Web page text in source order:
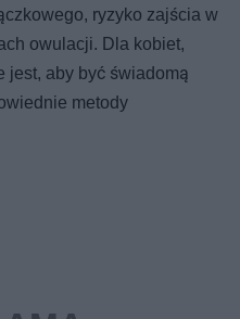
ryzyko zajścia w
owulacji. Dla kobiet,
jest, aby być świadomą
metody